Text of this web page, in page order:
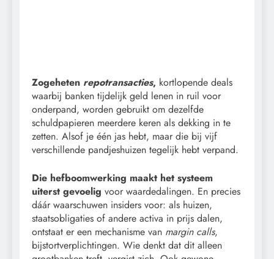
Zogeheten repotransacties, kortlopende deals
waarbij banken tijdelijk geld lenen in ruil voor
onderpand, worden gebruikt om dezelfde
schuldpapieren meerdere keren als dekking in te
zetten. Alsof je één jas hebt, maar die bij vijf
verschillende pandjeshuizen tegelijk hebt verpand.
Die hefboomwerking maakt het systeem
uiterst gevoelig voor waardedalingen. En precies
dáár waarschuwen insiders voor: als huizen,
staatsobligaties of andere activa in prijs dalen,
ontstaat er een mechanisme van margin calls,
bijstortverplichtingen. Wie denkt dat dit alleen